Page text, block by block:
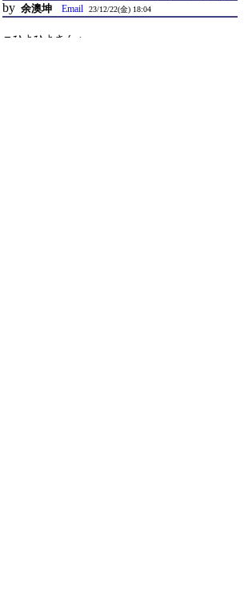
by 余澳坤 Email 23/12/22(金) 18:04
▼ひよひよさん：